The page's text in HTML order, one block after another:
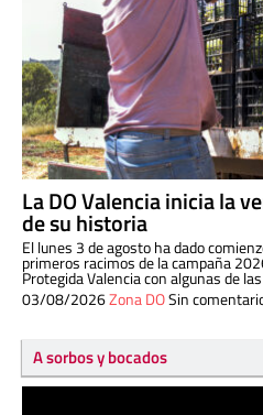
La DO Valencia inicia la
de su historia
El lunes 3 de agosto ha dado
primeros racimos de la campaña
Protegida Valencia con algunas de
03/08/2026Zona DOSin
A sorbos y bocados